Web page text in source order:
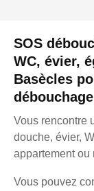
SOS
WC, évier,
Basècles
Vous rencontre
douche, évier,
appartement ou
Vous pouvez